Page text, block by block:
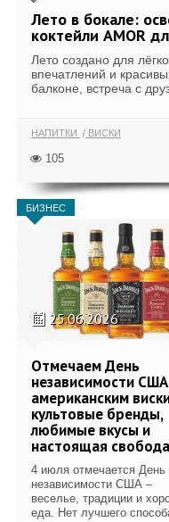
Лето в бокале:
коктейли AMOR
Лето создано для
впечатлений и
балконе, встреча с
НАПИТКИ ВИСКИ
105
БИЗНЕС
25.06.2026
Отмечаем День
независимости США
американским
культовые бренды,
любимые вкусы и
настоящая свобода
4 июля отмечается День
независимости США –
веселье, традиции и
еда. Нет лучшего